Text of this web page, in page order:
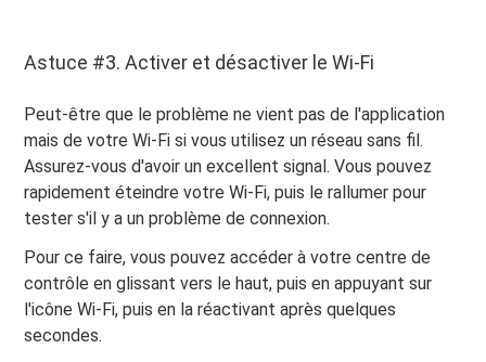
Astuce #3. Activer et désactiver le Wi-Fi
Peut-être que le problème ne vient pas de l'application
mais de votre Wi-Fi si vous utilisez un réseau sans fil.
Assurez-vous d'avoir un excellent signal. Vous pouvez
rapidement éteindre votre Wi-Fi, puis le rallumer pour
tester s'il y a un problème de connexion.
Pour ce faire, vous pouvez accéder à votre centre de
contrôle en glissant vers le haut, puis en appuyant sur
l'icône Wi-Fi, puis en la réactivant après quelques
secondes.